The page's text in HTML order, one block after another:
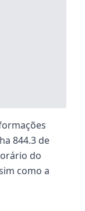
844.3 de
do
como a